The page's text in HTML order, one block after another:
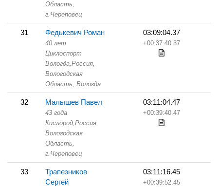
Область,
г.Череповец
31 Федькевич Роман
40 лет
Циклоспорт
Вологда,Россия,
Вологодская
Область, Вологда
03:09:04.37
+00:37:40.37
32 Малышев Павел
43 года
Кислород,Россия,
Вологодская
Область,
г.Череповец
03:11:04.47
+00:39:40.47
33
Трапезников
Сергей
03:11:16.45
+00:39:52.45